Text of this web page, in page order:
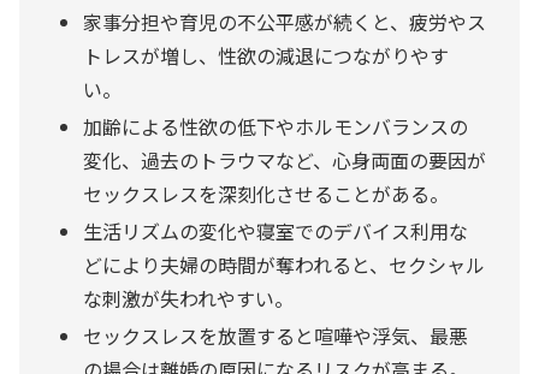
家事分担や育児の不公平感が続くと、疲労やス
トレスが増し、性欲の減退につながりやす
い。
加齢による性欲の低下やホルモンバランスの
変化、過去のトラウマなど、心身両面の要因が
セックスレスを深刻化させることがある。
生活リズムの変化や寝室でのデバイス利用な
どにより夫婦の時間が奪われると、セクシャル
な刺激が失われやすい。
セックスレスを放置すると喧嘩や浮気、最悪